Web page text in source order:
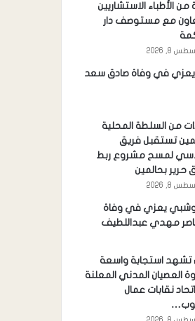
من الأطباء الاستشاريين
مع مستوصف دار
8, 2026
يعزي في وفاة صادق سعد
من السلطة المحلية
تستقبل فريق
لمسح مشروع ربط
حرير بحالمين
8, 2026
يعزي في وفاة
مهدي عبداللطيف
تشهد استجابة واسعة
العصيان المدني المعلنة
نقابات عمال